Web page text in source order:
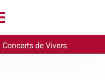
Concerts de Vivers